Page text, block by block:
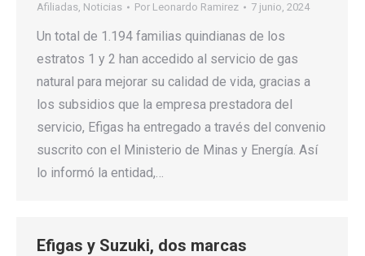
Afiliadas, Noticias Por Leonardo Ramirez 7 junio, 2024
Un total de 1.194 familias quindianas de los
estratos 1 y 2 han accedido al servicio de gas
natural para mejorar su calidad de vida, gracias a
los subsidios que la empresa prestadora del
servicio, Efigas ha entregado a través del convenio
suscrito con el Ministerio de Minas y Energía. Así
lo informó la entidad,…
Efigas y Suzuki, dos marcas